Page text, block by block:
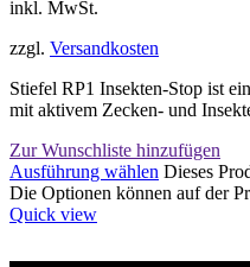
inkl. MwSt.
zzgl. Versandkosten
Stiefel RP1 Insekten-Stop ist
mit aktivem Zecken- und
Zur Wunschliste hinzufügen
Ausführung wählen Dieses
Die Optionen können auf der
Quick view